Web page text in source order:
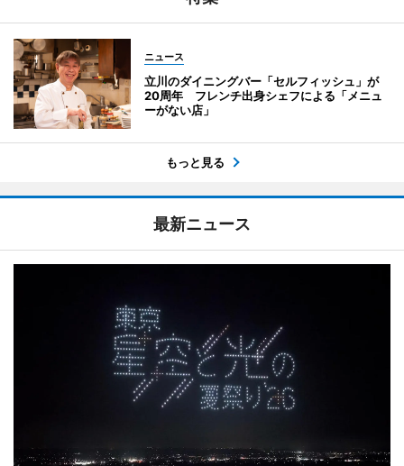
ニュース
立川のダイニングバー「セルフィッシュ」が
20周年 フレンチ出身シェフによる「メニュ
ーがない店」
もっと見る
最新ニュース